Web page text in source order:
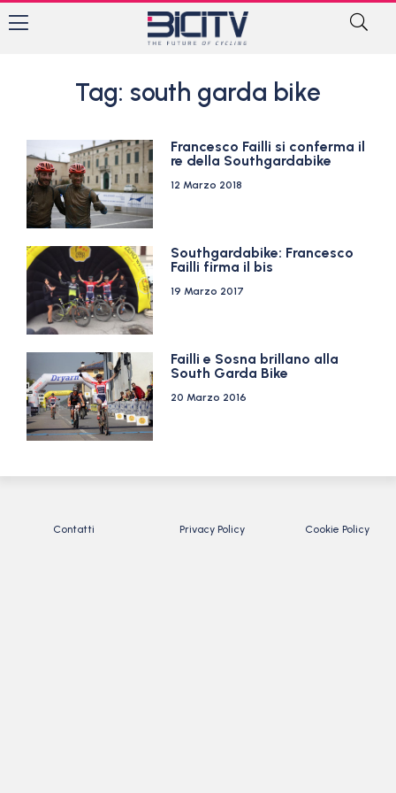
Tag: south garda bike
Francesco Failli si conferma il
re della Southgardabike
12 Marzo 2018
Southgardabike: Francesco
Failli firma il bis
19 Marzo 2017
Failli e Sosna brillano alla
South Garda Bike
20 Marzo 2016
Contatti Privacy Policy Cookie Policy